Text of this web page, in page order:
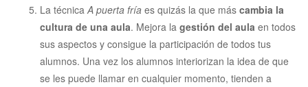
La técnica A puerta fría es quizás la que más cambia la
cultura de una aula. Mejora la gestión del aula en todos
sus aspectos y consigue la participación de todos tus
alumnos. Una vez los alumnos interiorizan la idea de que
se les puede llamar en cualquier momento, tienden a